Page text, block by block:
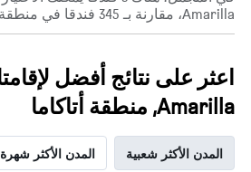
Amarilla، مقارنة بـ 345 فندقا في منطقة أتاكاما.
Amarilla, منطقة أتاكاما
المدن الأكثر شعبية المدن الأكثر شهرة